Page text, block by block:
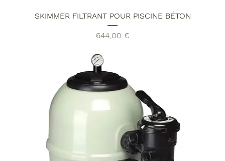
SKIMMER FILTRANT POUR PISCINE BÉTON
Prix
644,00 €